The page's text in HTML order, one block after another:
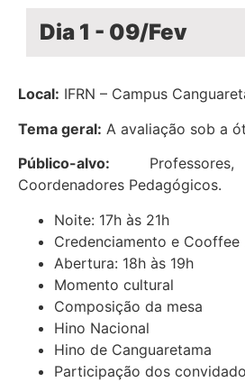
Dia 1 - 09/Fev
Local: IFRN – Campus
Tema geral: A avaliação sob a
Público-alvo:
Coordenadores Pedagógicos.
Noite: 17h às 21h
Credenciamento e Cooffee
Abertura: 18h às 19h
Momento cultural
Composição da mesa
Hino Nacional
Hino de Canguaretama
Participação dos